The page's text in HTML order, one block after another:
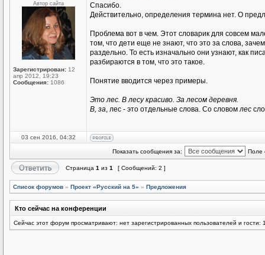
Автор сайта
Зарегистрирован: 12
апр 2012, 19:23
Сообщения: 1086
Спасибо.
Действительно, определения термина нет. О
Проблема вот в чем. Этот словарик для совсем
том, что дети еще не знают, что это за слова,
раздельно. То есть изначально они узнают, как
разбираются в том, что это такое.
Понятие вводится через примеры.
Это лес. В лесу красиво. За лесом деревня.
В, за, лес - это отдельные слова. Со словомлес
03 сен 2016, 04:32
Показать сообщения за: Поле
Страница 1 из 1 [ Сообщений: 2 ]
Список форумов » Проект «Русский на 5» » Предложения
Кто сейчас на конференции
Сейчас этот форум просматривают: нет зарегистрированных пользователей и гости: